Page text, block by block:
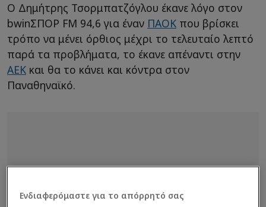
Ο Δημήτρης Τσορμπατζόγλου έκανε λόγο στον
bwinΣΠΟΡ FM 94,6 για έναν ΠΑΟΚ που βρίσκει
τρόπο να μένει όρθιος μέχρι το τελευταίο λεπτό
παρά τα προβλήματα, το έκανε απέναντι στην
ΑΕΚ και θα το κάνει και κόντρα στον
Παναθηναϊκό.
Ενδιαφερόμαστε για το απόρρητό σας